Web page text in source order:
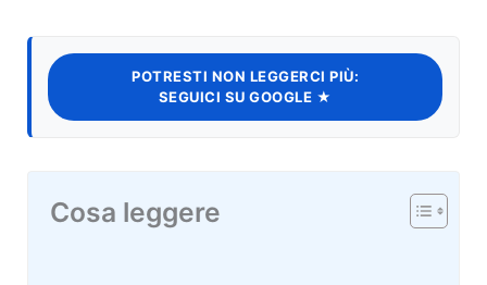
POTRESTI NON LEGGERCI PIÙ:
SEGUICI SU GOOGLE ★
Cosa leggere